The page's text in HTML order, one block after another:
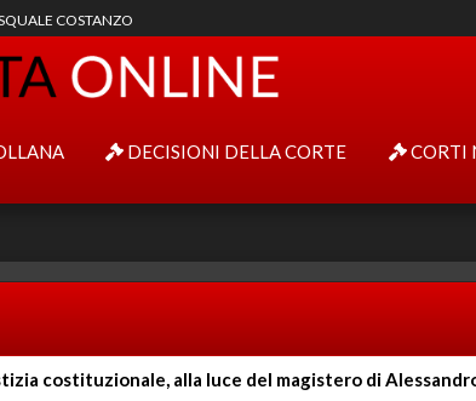
COSTANZO
DECISIONI DELLA CORTE CORTI
costituzionale, alla luce del magistero di